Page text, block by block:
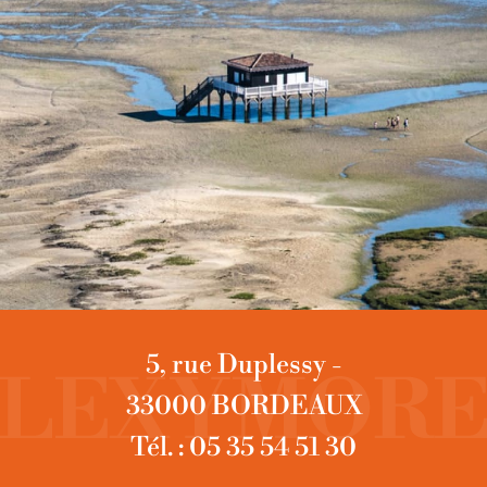
5, rue Duplessy -
33000 BORDEAUX
Tél. : 05 35 54 51 30